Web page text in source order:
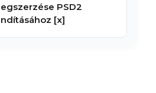
PSD2
[x]